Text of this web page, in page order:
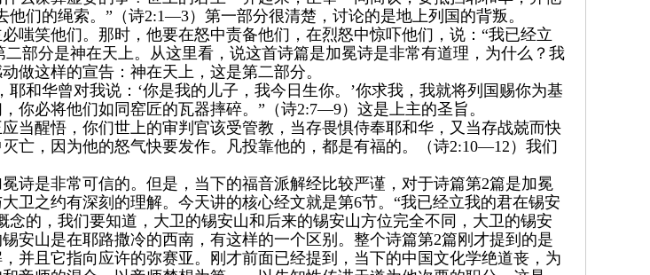
们的绳索。”（诗2:1—3）第一部分很清楚，讨论的是地上列国的背叛。
嗤笑他们。那时，他要在怒中责备他们，在烈怒中惊吓他们，说：“我已经立
部分是神在天上。从这里看，说这首诗篇是加冕诗是非常有道理，为什么？我
做这样的宣告：神在天上，这是第二部分。
和华曾对我说：‘你是我的儿子，我今日生你。’你求我，我就将列国赐你为基
你必将他们如同窑匠的瓦器摔碎。”（诗2:7—9）这是上主的圣旨。
当醒悟，你们世上的审判官该受管教，当存畏惧侍奉耶和华，又当存战兢而快
亡，因为他的怒气快要发作。凡投靠他的，都是有福的。（诗2:10—12）我们
诗是非常可信的。但是，当下的福音派解经比较严谨，对于诗篇第2篇是加冕
卫之约有深刻的理解。今天讲的核心经文就是第6节。“我已经立我的君在锡安
的，我们要知道，大卫的锡安山和后来的锡安山方位完全不同，大卫的锡安
安山是在耶路撒冷的西南，有这样的一个区别。整个诗篇第2篇刚才提到的是
并且它指向应许的弥赛亚。刚才前面已经提到，当下的中国文化学绝道丧，为